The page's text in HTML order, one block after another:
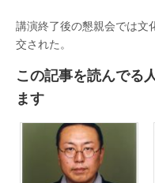
講演終了後の懇親会では文
交された。
この記事を読んでる
ます